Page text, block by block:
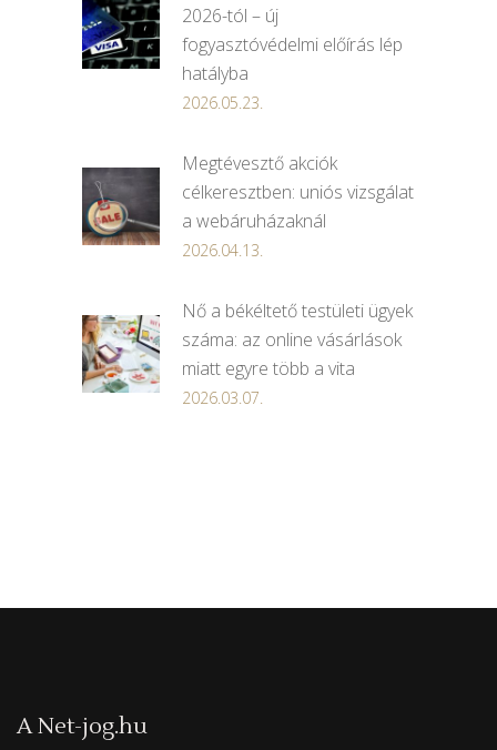
2026-tól – új
fogyasztóvédelmi előírás lép
hatályba
2026.05.23.
Megtévesztő akciók
célkeresztben: uniós vizsgálat
a webáruházaknál
2026.04.13.
Nő a békéltető testületi ügyek
száma: az online vásárlások
miatt egyre több a vita
2026.03.07.
A Net-jog.hu